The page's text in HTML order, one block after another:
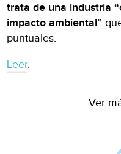
trata de una industria
impacto ambiental”
puntuales.
Leer.
Ver